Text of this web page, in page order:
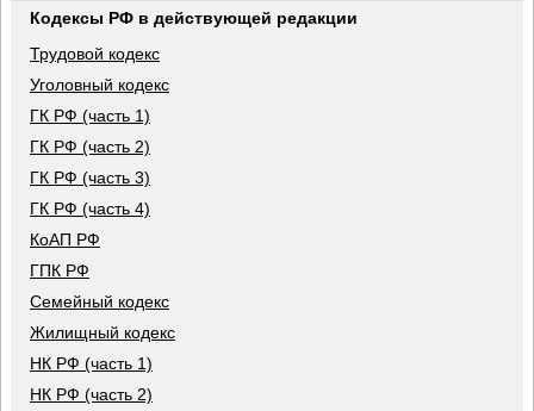
Кодексы РФ в действующей редакции
Трудовой кодекс
Уголовный кодекс
ГК РФ (часть 1)
ГК РФ (часть 2)
ГК РФ (часть 3)
ГК РФ (часть 4)
КоАП РФ
ГПК РФ
Семейный кодекс
Жилищный кодекс
НК РФ (часть 1)
НК РФ (часть 2)